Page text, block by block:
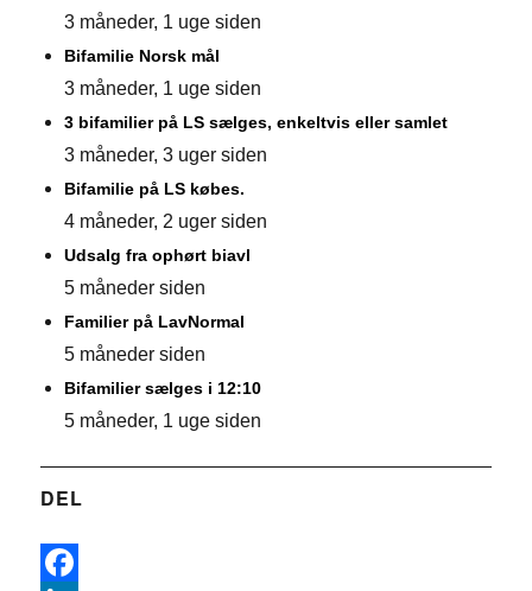
3 måneder, 1 uge siden
Bifamilie Norsk mål
3 måneder, 1 uge siden
3 bifamilier på LS sælges, enkeltvis eller samlet
3 måneder, 3 uger siden
Bifamilie på LS købes.
4 måneder, 2 uger siden
Udsalg fra ophørt biavl
5 måneder siden
Familier på LavNormal
5 måneder siden
Bifamilier sælges i 12:10
5 måneder, 1 uge siden
DEL